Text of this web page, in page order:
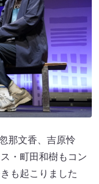
那文香、吉原怜
・町田和樹もコン
も起こりました